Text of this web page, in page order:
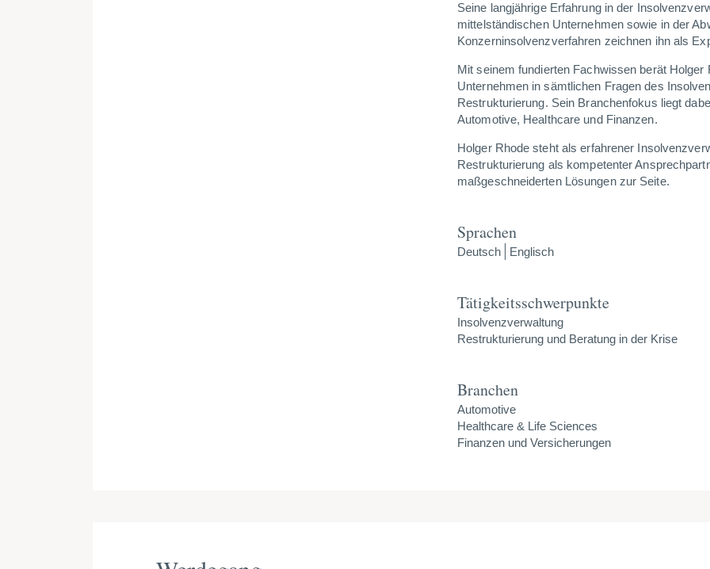
Seine langjährige Erfahrung in der
mittelständischen Unternehmen sowie in der
Konzerninsolvenzverfahren zeichnen ihn als
Mit seinem fundierten Fachwissen berät Holger
Unternehmen in sämtlichen Fragen des
Restrukturierung. Sein Branchenfokus liegt
Automotive, Healthcare und Finanzen.
Holger Rhode steht als erfahrener
Restrukturierung als kompetenter
maßgeschneiderten Lösungen zur Seite.
Sprachen
Deutsch Englisch
Tätigkeitsschwerpunkte
Insolvenzverwaltung
Restrukturierung und Beratung in der Krise
Branchen
Automotive
Healthcare & Life Sciences
Finanzen und Versicherungen